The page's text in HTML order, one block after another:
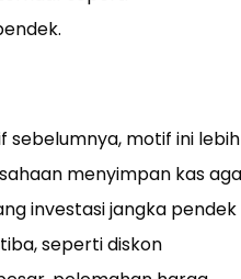
sebelumnya, motif ini lebih
menyimpan kas
investasi jangka pendek
seperti diskon